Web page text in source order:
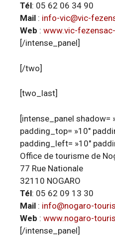
Tél: 05 62 06 34 90
Mail : info-vic@vic-
Web : www.vic-
[/intense_panel]
[/two]
[two_last]
[intense_panel shadow=
padding_top= »10″
padding_left= »10″
Office de tourisme de
77 Rue Nationale
32110 NOGARO
Tél: 05 62 09 13 30
Mail : info@nogaro-
Web : www.nogaro-
[/intense_panel]